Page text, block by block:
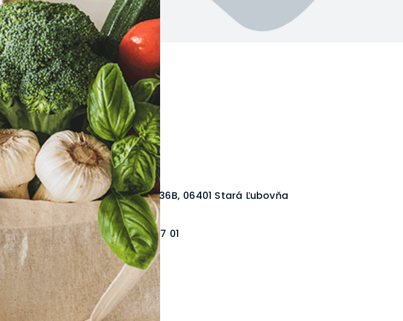
TIS Slovakia s.r.o.
Levočská 36B, 06401 Stará Ľubovňa
052/238 87 01